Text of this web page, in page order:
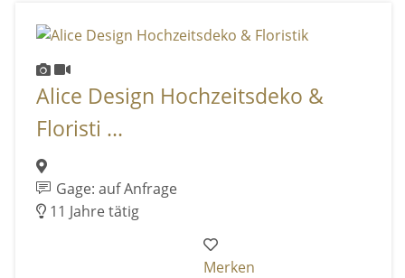
Alice Design Hochzeitsdeko &
Floristi ...
Gage: auf Anfrage
11 Jahre tätig
Merken